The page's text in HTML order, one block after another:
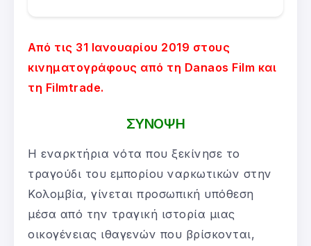
Από τις 31 Ιανουαρίου 2019 στους
κινηματογράφους από τη Danaos Film και
τη Filmtrade.
ΣΥΝΟΨΗ
Η εναρκτήρια νότα που ξεκίνησε το
τραγούδι του εμπορίου ναρκωτικών στην
Κολομβία, γίνεται προσωπική υπόθεση
μέσα από την τραγική ιστορία μιας
οικογένειας ιθαγενών που βρίσκονται,